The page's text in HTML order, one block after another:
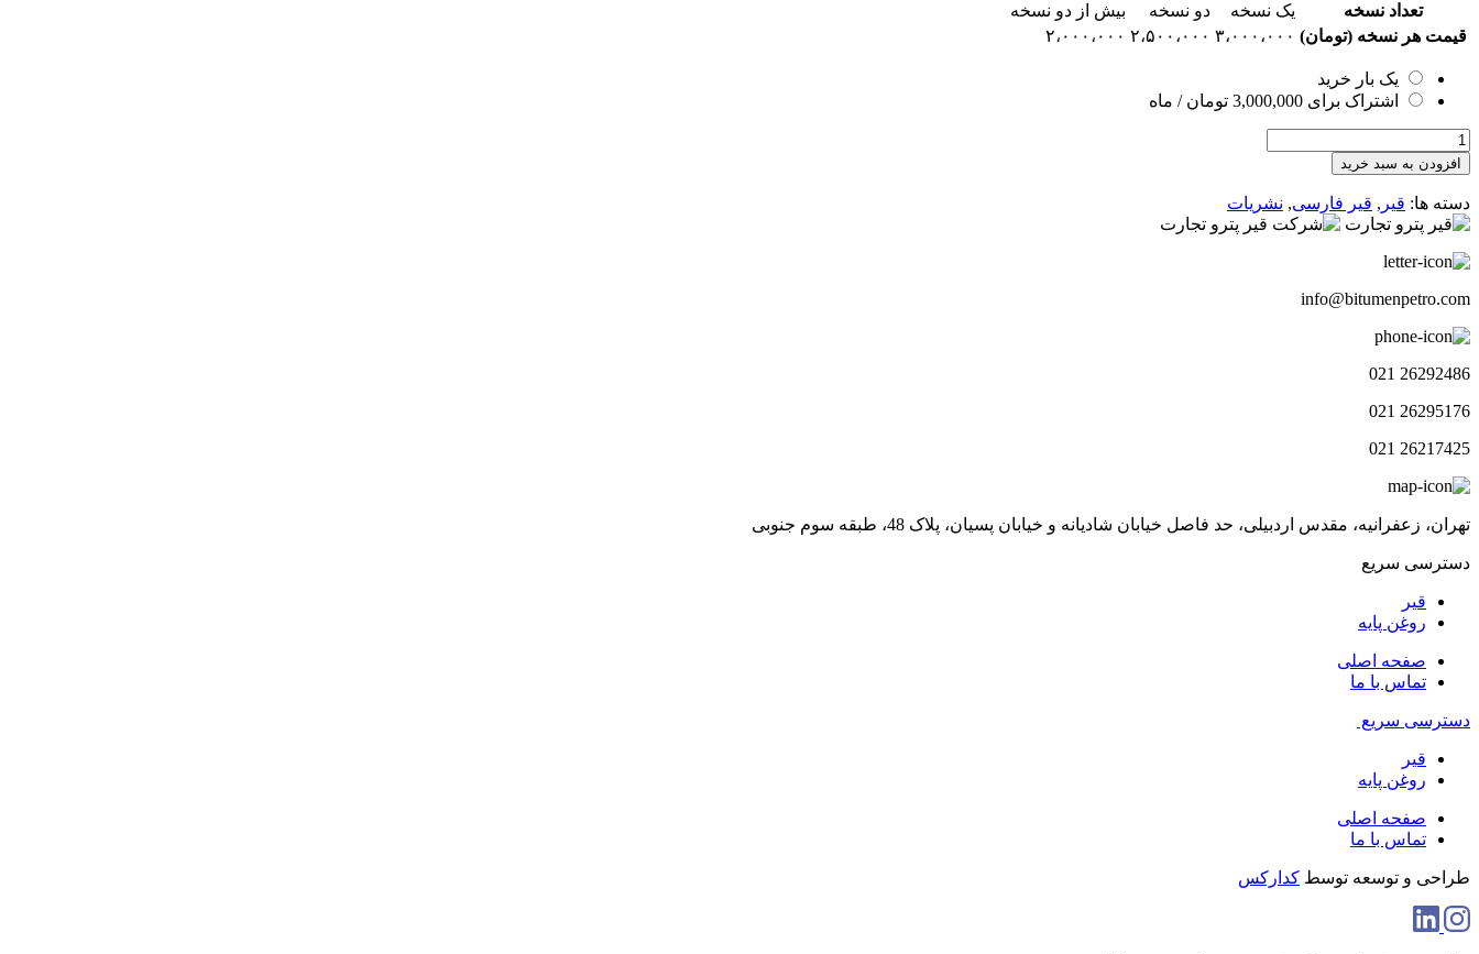
تعداد نسخه یک نسخه دو نسخه
بیش از دو نسخه
قیمت هر نسخه (تومان) ۳،۰۰۰،۰۰۰ ۲،۵۰۰،۰۰۰ ۲،۰۰۰،۰۰۰
یک بار خرید
اشتراک برای 3,000,000 تومان / ماه
هفته
نامه
چشم
انداز
قیر۱۴9
افزودن به سبد خرید
دسته ها: قیر , قیر فارسی, نشریات
info@bitumenpetro.com
26292486 021
26295176 021
26217425 021
تهران، زعفرانیه، مقدس اردبیلی، حد فاصل خیابان شادیانه و خیابان پسیان، پلاک 48، طبقه سوم جنوبی
دسترسی سریع
قیر
روغن پایه
صفحه اصلی
تماس با ما
دسترسی سریع
قیر
روغن پایه
صفحه اصلی
تماس با ما
طراحی و توسعه توسط کدارکس